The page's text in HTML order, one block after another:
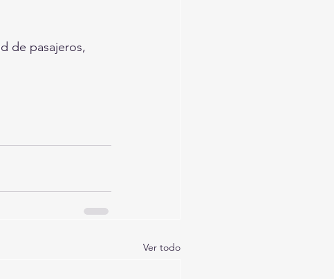
de pasajeros,
Ver todo